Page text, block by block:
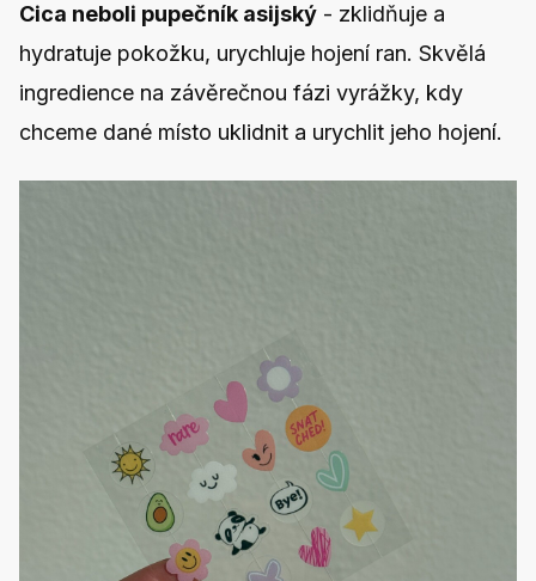
Cica neboli pupečník asijský - zklidňuje a
hydratuje pokožku, urychluje hojení ran. Skvělá
ingredience na závěrečnou fázi vyrážky, kdy
chceme dané místo uklidnit a urychlit jeho hojení.